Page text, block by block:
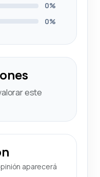
0%
0%
este
aparecerá